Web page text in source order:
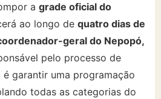
a grade oficial do
ao longo de quatro dias de
geral do Nepopó,
pelo processo de
garantir uma programação
todas as categorias do